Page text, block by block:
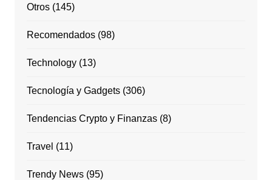
Otros(145)
Recomendados(98)
Technology(13)
Tecnología y Gadgets(306)
Tendencias Crypto y Finanzas(8)
Travel (11)
Trendy News(95)